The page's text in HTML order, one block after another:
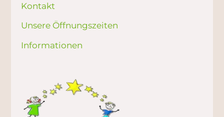
Kontakt
Unsere Öffnungszeiten
Informationen